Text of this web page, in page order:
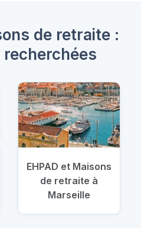
de retraite :
EHPAD et Maisons
de retraite à
Marseille